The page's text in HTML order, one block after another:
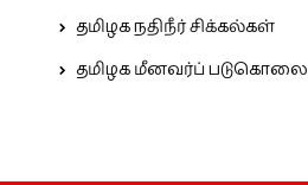
தமிழக நதிநீர் சிக்கல்கள்
தமிழக மீனவர்ப் படுகொலை